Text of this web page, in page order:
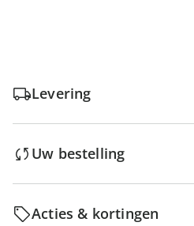
Levering
Uw bestelling
Acties & kortingen